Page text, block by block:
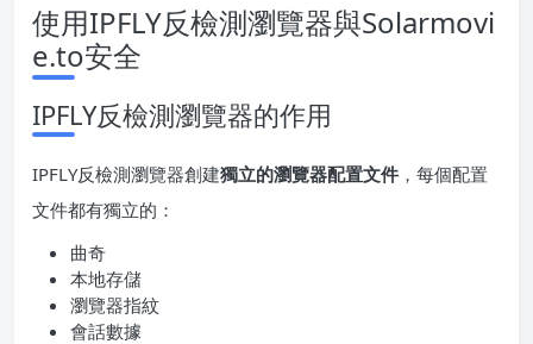
使用IPFLY反檢測瀏覽器與Solarmovi
e.to安全
IPFLY反檢測瀏覽器的作用
IPFLY反檢測瀏覽器創建獨立的瀏覽器配置文件 ，每個配置
文件都有獨立的：
曲奇
本地存儲
瀏覽器指紋
會話數據